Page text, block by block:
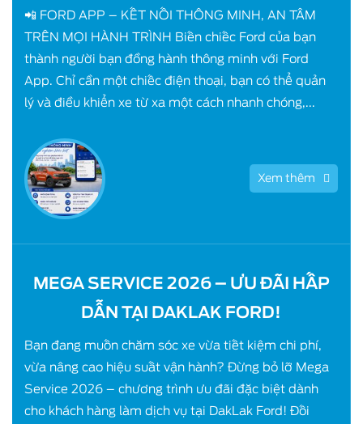
📲 FORD APP – KẾT NỐI THÔNG MINH, AN TÂM
TRÊN MỌI HÀNH TRÌNH Biến chiếc Ford của bạn
thành người bạn đồng hành thông minh với Ford
App. Chỉ cần một chiếc điện thoại, bạn có thể quản
lý và điều khiển xe từ xa một cách nhanh chóng,...
Xem thêm
MEGA SERVICE 2026 – ƯU ĐÃI HẤP
DẪN TẠI DAKLAK FORD!
Bạn đang muốn chăm sóc xe vừa tiết kiệm chi phí,
vừa nâng cao hiệu suất vận hành? Đừng bỏ lỡ Mega
Service 2026 – chương trình ưu đãi đặc biệt dành
cho khách hàng làm dịch vụ tại DakLak Ford! Đối